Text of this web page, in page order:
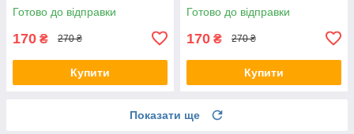
Готово до відправки
170 ₴ 270 ₴
Купити
Готово до відправки
170 ₴ 270 ₴
Купити
Показати ще